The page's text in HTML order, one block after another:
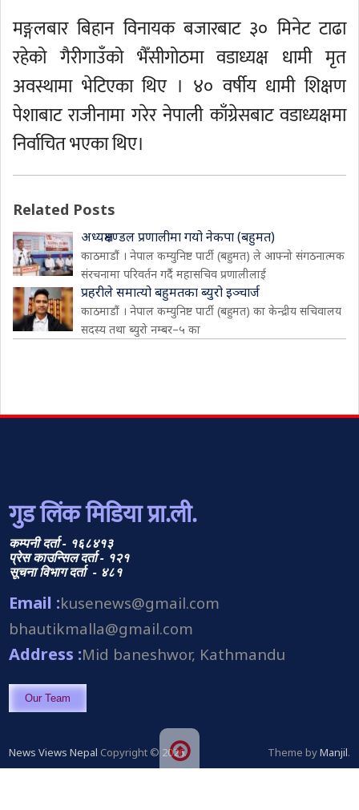
मङ्गलबार बिहान विनायक बजारबाट ३० मिनेट टाढा
रहेको गैरीगाउँको भैँसीगोठमा वडाध्यक्ष धामी मृत
अवस्थामा भेटिएका थिए । ४० वर्षीय धामी शिक्षण
पेशाबाट राजीनामा गरेर नेपाली काँग्रेसबाट वडाध्यक्षमा
निर्वाचित भएका थिए।
Related Posts
अध्यक्षमण्डल प्रणालीमा गयो नेकपा (बहुमत)
काठमाडौं । नेपाल कम्युनिष्ट पार्टी (बहुमत) ले आफ्नो संगठनात्मक
संरचनामा परिवर्तन गर्दै महासचिव प्रणालीलाई
प्रहरीले समात्यो बहुमतका ब्युरो इञ्चार्ज
काठमाडौं । नेपाल कम्युनिष्ट पार्टी (बहुमत) का केन्द्रीय सचिवालय
सदस्य तथा ब्युरो नम्बर–५ का
गुड लिंक मिडिया प्रा.ली.
कम्पनी दर्ता - १६८४१३
प्रेस काउन्सिल दर्ता - १२१
सूचना विभाग दर्ता - ४८१
Email :kusenews@gmail.com
bhautikmalla@gmail.com
Address :Mid baneshwor, Kathmandu
Our Team
News Views Nepal Copyright © 2026. Theme byManjil.